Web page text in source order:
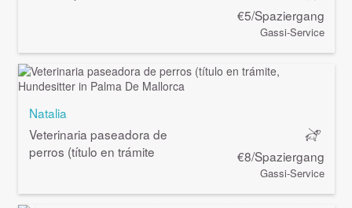
€5/Spaziergang
Gassi-Service
Natalia
Veterinaria paseadora de
perros (título en trámite
€8/Spaziergang
Gassi-Service